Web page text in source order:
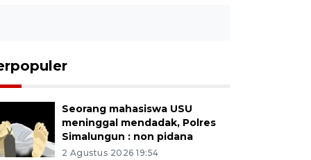
Seorang mahasiswa USU
meninggal mendadak, Polres
Simalungun : non pidana
2 Agustus 2026 19:54